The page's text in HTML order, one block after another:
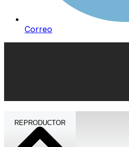
Correo
REPRODUCTOR